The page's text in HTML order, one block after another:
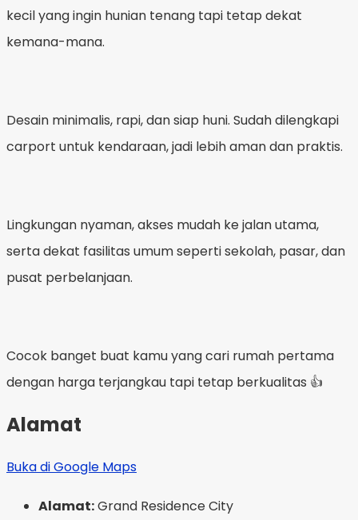
kecil yang ingin hunian tenang tapi tetap dekat
kemana-mana.
Desain minimalis, rapi, dan siap huni. Sudah dilengkapi
carport untuk kendaraan, jadi lebih aman dan praktis.
Lingkungan nyaman, akses mudah ke jalan utama,
serta dekat fasilitas umum seperti sekolah, pasar, dan
pusat perbelanjaan.
Cocok banget buat kamu yang cari rumah pertama
dengan harga terjangkau tapi tetap berkualitas 👍
Alamat
Buka di Google Maps
Alamat:Grand Residence City